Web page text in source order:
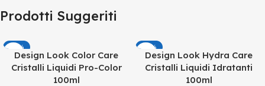
Prodotti Suggeriti
-50%
Design Look Color Care
Cristalli Liquidi Pro-Color
100ml
-50%
Design Look Hydra Care
Cristalli Liquidi Idratanti
100ml